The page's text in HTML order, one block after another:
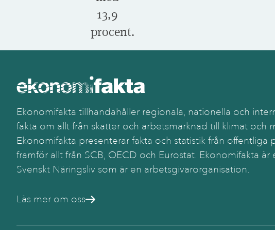
13,9
procent.
Ekonomifakta tillhandahåller regionala, nationella och
fakta om allt från skatter och arbetsmarknad till klimat och
Ekonomifakta presenterar fakta och statistik från offentliga
framför allt från SCB, OECD och Eurostat. Ekonomifakta är
Svenskt Näringsliv som är en arbetsgivarorganisation.
Läs mer om oss